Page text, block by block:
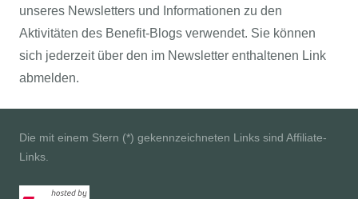
unseres Newsletters und Informationen zu den
Aktivitäten des Benefit-Blogs verwendet. Sie können
sich jederzeit über den im Newsletter enthaltenen Link
abmelden.
Die mit einem Stern (*) gekennzeichneten Links sind Affiliate-
Links.